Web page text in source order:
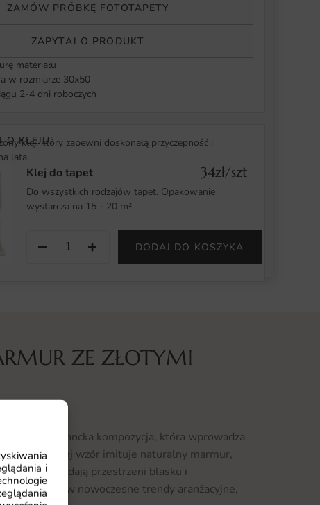
i
ZAMÓW PRÓBKĘ FOTOTAPETY
ZAPYTAJ O PRODUKT
materiału
w rozmiarze 30x50
2-4 dni roboczych
O KLEJU!
klej, który zapewni doskonałą przyczepność i
lata.
Klej do tapet 34zł/szt
Do wszystkich rodzajów tapet. Opakowanie
wystarcza na 15 - 20 m².
− + DODAJ DO KOSZYKA
ZE ZŁOTYMI
to elegancka kompozycja, która wprowadza
klimat. Jej wzór imituje naturalny marmur,
które dodają przestrzeni blasku i
się w nowoczesne trendy aranżacyjne,